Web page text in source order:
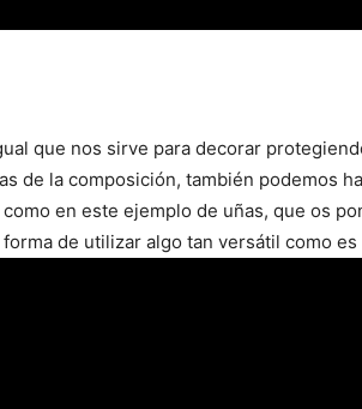
que nos sirve para decorar
de la composición, también podemos
en este ejemplo de uñas, que os
de utilizar algo tan versátil como es